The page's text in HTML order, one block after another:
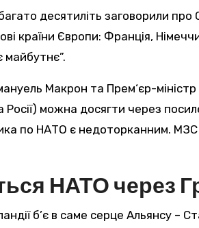
десятиліть заговорили
країни Європи: Франція,
майбутнє”.
Макрон та Прем‘єр-
можна досягти через
по НАТО є недоторканним.
НАТО через
б’є в саме серце Альянсу